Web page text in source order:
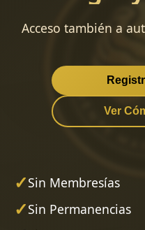
Acceso también a
Ver
✓Sin Membresías
✓Sin Permanencias